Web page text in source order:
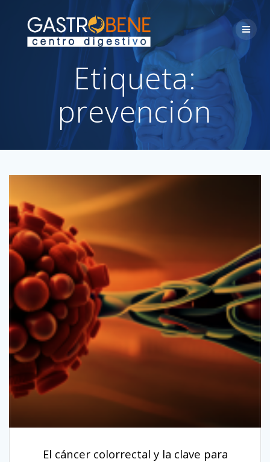
to
content
Etiqueta:
prevención
El cáncer colorrectal y la clave para